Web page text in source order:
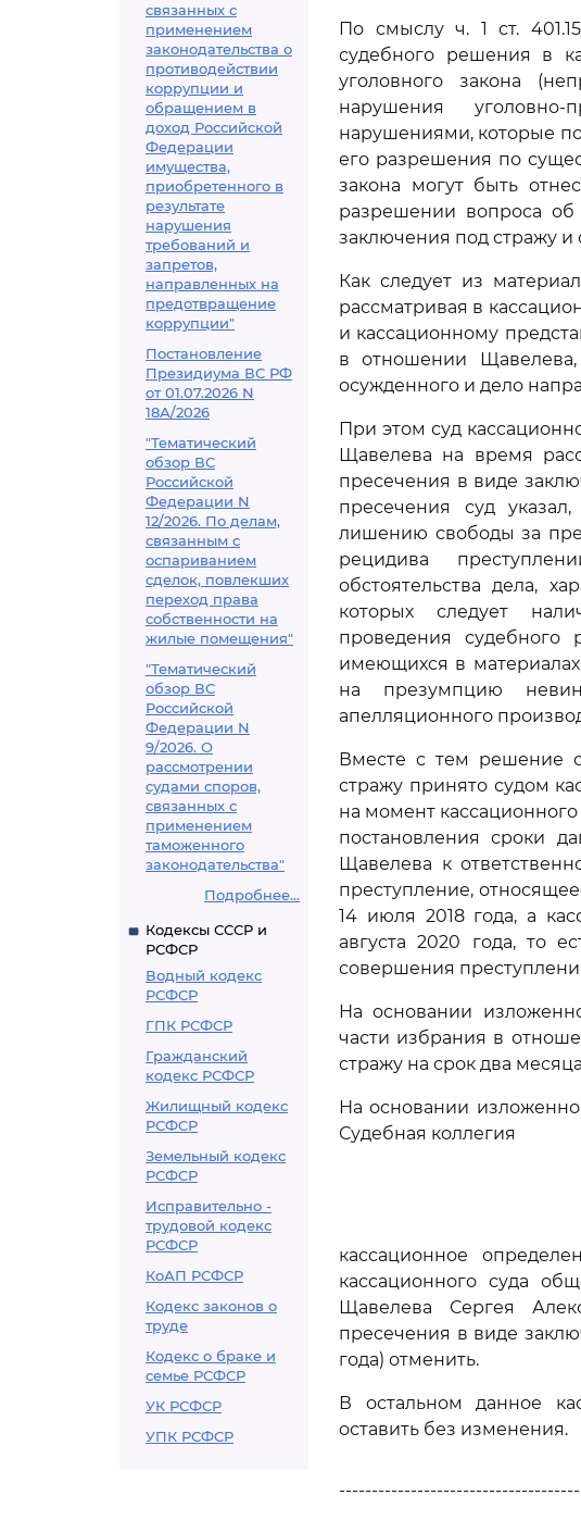
связанных с
применением
законодательства о
противодействии
коррупции и
обращением в
доход Российской
Федерации
имущества,
приобретенного в
результате
нарушения
требований и
запретов,
направленных на
предотвращение
коррупции"
Постановление
Президиума ВС РФ
от 01.07.2026 N
18А/2026
"Тематический
обзор ВС
Российской
Федерации N
12/2026. По делам,
связанным с
оспариванием
сделок, повлекших
переход права
собственности на
жилые помещения"
"Тематический
обзор ВС
Российской
Федерации N
9/2026. О
рассмотрении
судами споров,
связанных с
применением
таможенного
законодательства"
Подробнее...
Кодексы СССР и
РСФСР
Водный кодекс
РСФСР
ГПК РСФСР
Гражданский
кодекс РСФСР
Жилищный кодекс
РСФСР
Земельный кодекс
РСФСР
Исправительно -
трудовой кодекс
РСФСР
КоАП РСФСР
Кодекс законов о
труде
Кодекс о браке и
семье РСФСР
УК РСФСР
УПК РСФСР
По смыслу ч. 1 ст.
судебного решения в
уголовного закона
нарушения
нарушениями, которые
его разрешения по
закона могут быть
разрешении вопроса
заключения под стражу
Как следует из
рассматривая в
и кассационному
в отношении
осужденного и дело
При этом суд
Щавелева на время
пресечения в виде
пресечения суд
лишению свободы за
рецидива
обстоятельства дела,
которых следует
проведения судебного
имеющихся в
на презумпцию
апелляционного
Вместе с тем решение
стражу принято судом
на момент
постановления сроки
Щавелева к
преступление,
14 июля 2018 года, а
августа 2020 года, то
совершения
На основании
части избрания в
стражу на срок два
На основании
Судебная коллегия
кассационное
кассационного суда
Щавелева Сергея
пресечения в виде
года) отменить.
В остальном данное
оставить без изменения.